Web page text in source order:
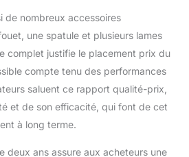
de nombreux accessoires
une spatule et plusieurs lames
complet justifie le placement prix du
compte tenu des performances
saluent ce rapport qualité-prix,
et de son efficacité, qui font de cet
à long terme.
deux ans assure aux acheteurs une